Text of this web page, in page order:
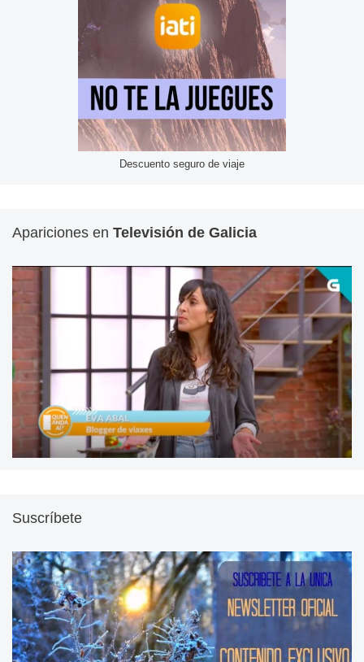
Descuento seguro de viaje
Apariciones en Televisión de Galicia
Suscríbete